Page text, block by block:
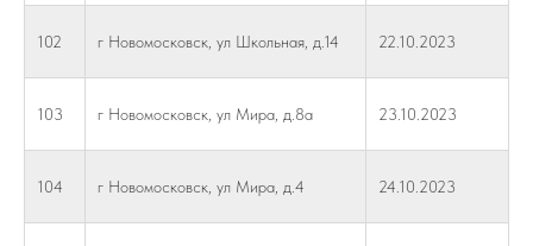
102 г Новомосковск, ул Школьная, д.14 22.10.2023
103 г Новомосковск, ул Мира, д.8а 23.10.2023
104 г Новомосковск, ул Мира, д.4 24.10.2023